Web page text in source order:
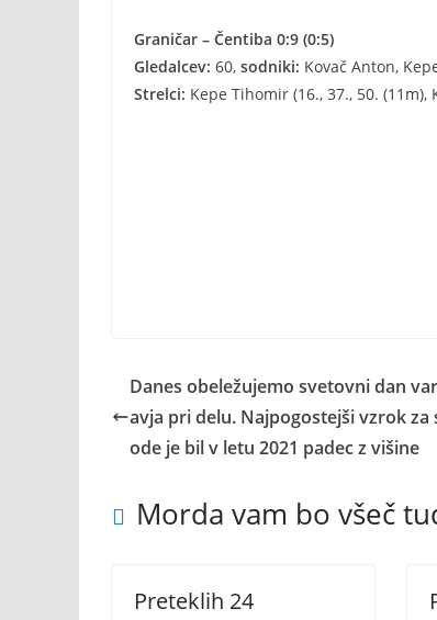
Graničar – Čentiba 0:9 (0:5)
Gledalcev: 60, sodniki: Kovač Anton,
Strelci: Kepe Tihomir (16., 37., 50. (11m),
Danes obeležujemo svetovni dan
avja pri delu. Najpogostejši vzrok za
ode je bil v letu 2021 padec z višine
Morda vam bo všeč
Preteklih 24